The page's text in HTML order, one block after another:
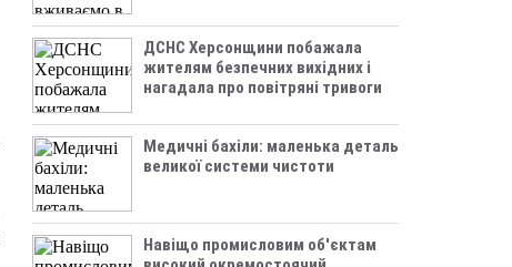
ДСНС Херсонщини побажала
жителям безпечних вихідних і
нагадала про повітряні тривоги
Медичні бахіли: маленька деталь
великої системи чистоти
Навіщо промисловим об'єктам